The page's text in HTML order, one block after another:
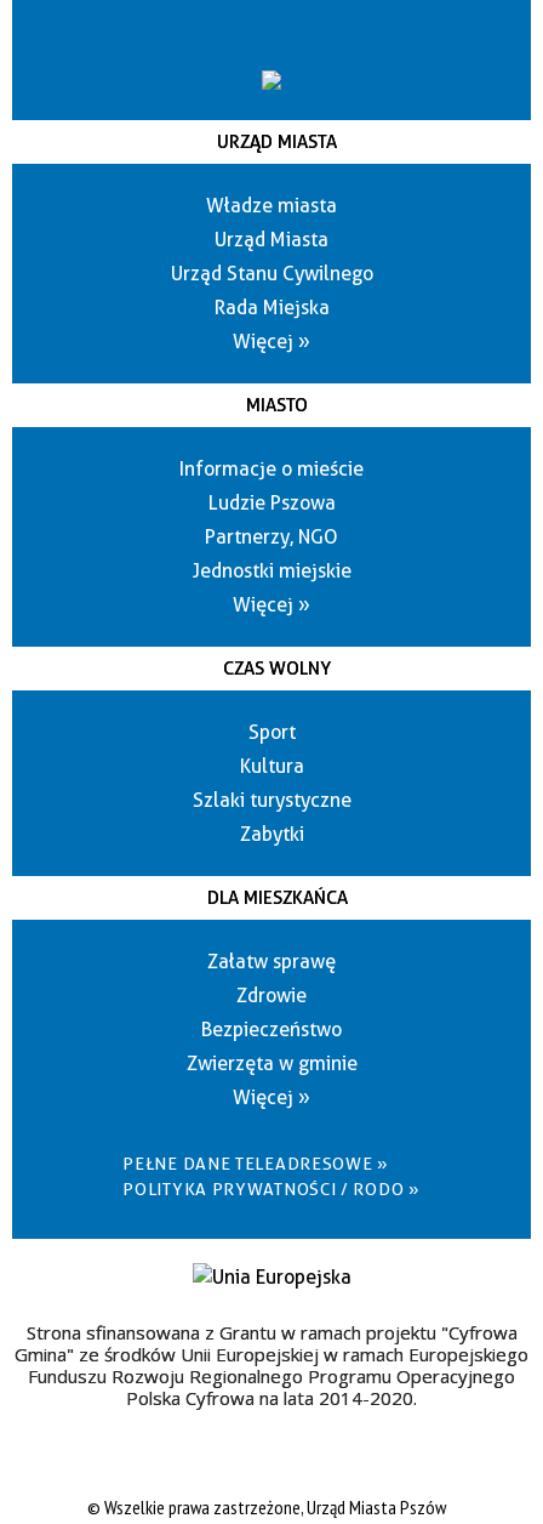
URZĄD MIASTA
Władze miasta
Urząd Miasta
Urząd Stanu Cywilnego
Rada Miejska
Więcej »
MIASTO
Informacje o mieście
Ludzie Pszowa
Partnerzy, NGO
Jednostki miejskie
Więcej »
CZAS WOLNY
Sport
Kultura
Szlaki turystyczne
Zabytki
DLA MIESZKAŃCA
Załatw sprawę
Zdrowie
Bezpieczeństwo
Zwierzęta w gminie
Więcej »
PEŁNE DANE TELEADRESOWE »
POLITYKA PRYWATNOŚCI / RODO »
Strona sfinansowana z Grantu w ramach projektu "Cyfrowa
Gmina" ze środków Unii Europejskiej w ramach Europejskiego
Funduszu Rozwoju Regionalnego Programu Operacyjnego
Polska Cyfrowa na lata 2014-2020.
© Wszelkie prawa zastrzeżone, Urząd Miasta Pszów